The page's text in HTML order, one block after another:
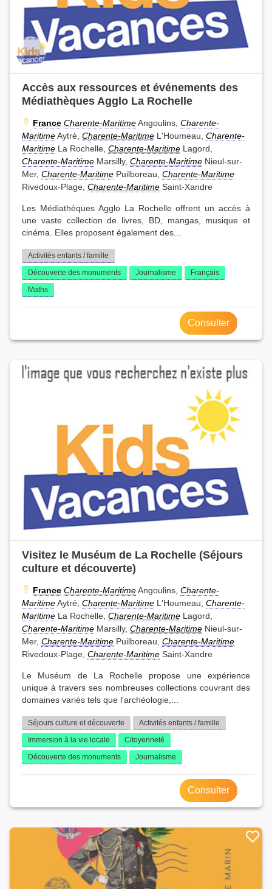
Accès aux ressources et événements des
Médiathèques Agglo La Rochelle
France Charente-MaritimeAngoulins, Charente-
MaritimeAytré, Charente-Maritime L'Houmeau, Charente-
Maritime La Rochelle, Charente-Maritime Lagord,
Charente-Maritime Marsilly, Charente-Maritime Nieul-sur-
Mer, Charente-Maritime Puilboreau, Charente-Maritime
Rivedoux-Plage, Charente-Maritime Saint-Xandre
Les Médiathèques Agglo La Rochelle offrent un accès à
une vaste collection de livres, BD, mangas, musique et
cinéma. Elles proposent également des...
Activités enfants / famille
Découverte des monuments
Journalisme
Français
Maths
Consulter
Visitez le Muséum de La Rochelle (Séjours
culture et découverte)
France Charente-MaritimeAngoulins, Charente-
MaritimeAytré, Charente-Maritime L'Houmeau, Charente-
Maritime La Rochelle, Charente-Maritime Lagord,
Charente-Maritime Marsilly, Charente-Maritime Nieul-sur-
Mer, Charente-Maritime Puilboreau, Charente-Maritime
Rivedoux-Plage, Charente-Maritime Saint-Xandre
Le Muséum de La Rochelle propose une expérience
unique à travers ses nombreuses collections couvrant des
domaines variés tels que l'archéologie,...
Séjours culture et découverte
Activités enfants / famille
Immersion à la vie locale
Citoyenneté
Découverte des monuments
Journalisme
Consulter